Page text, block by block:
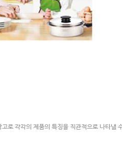
로 각각의 제품의 특징을 직관적으로 나타낼